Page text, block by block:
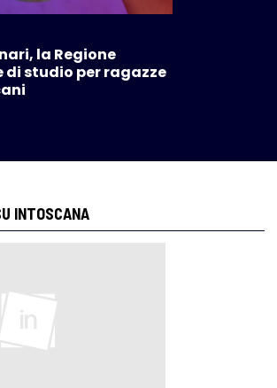
la Regione
di studio per ragazze
INTOSCANA